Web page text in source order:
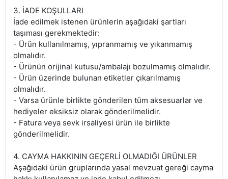
3. İADE KOŞULLARI
İade edilmek istenen ürünlerin aşağıdaki şartları
taşıması gerekmektedir:
- Ürün kullanılmamış, yıpranmamış ve yıkanmamış
olmalıdır.
- Ürünün orijinal kutusu/ambalajı bozulmamış olmalıdır.
- Ürün üzerinde bulunan etiketler çıkarılmamış
olmalıdır.
- Varsa ürünle birlikte gönderilen tüm aksesuarlar ve
hediyeler eksiksiz olarak gönderilmelidir.
- Fatura veya sevk irsaliyesi ürün ile birlikte
gönderilmelidir.
4. CAYMA HAKKININ GEÇERLİ OLMADIĞI ÜRÜNLER
Aşağıdaki ürün gruplarında yasal mevzuat gereği cayma